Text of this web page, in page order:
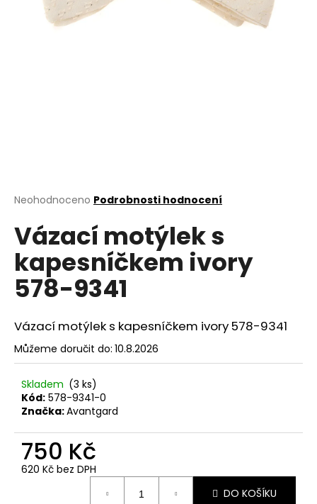
Průměrné
produktu
je
0,0
5
hvězdiček.
Neohodnoceno Podrobnosti hodnocení
Vázací motýlek s
kapesníčkem ivory
578-9341
Vázací motýlek s kapesníčkem ivory 578-9341
Můžeme doručit do: 10.8.2026
Skladem (3 ks)
Kód: 578-9341-0
Značka:Avantgard
750 Kč
620 Kč bez DPH
DO KOŠÍKU
D
o
p
o
r
č
u
j
e
m
e
SET
LÁTKOVÉ
ŠLE